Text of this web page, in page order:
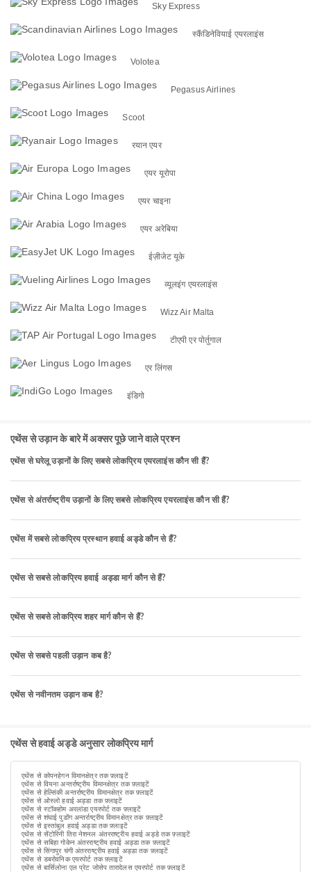
Sky Express
स्कैंडिनेवियाई एयरलाइंस
Volotea
Pegasus Airlines
Scoot
रयान एयर
एयर यूरोपा
एयर चाइना
एयर अरेबिया
ईज़ीजेट यूके
व्यूलइंग एयरलाइंस
Wizz Air Malta
टीएपी एर पोर्तुगाल
एर लिंगस
इंडिगो
एथेंस से उड़ान के बारे में अक्सर पूछे जाने वाले प्रश्न
एथेंस से घरेलू उड़ानों के लिए सबसे लोकप्रिय एयरलाइंस कौन सी हैं?
एथेंस से अंतर्राष्ट्रीय उड़ानों के लिए सबसे लोकप्रिय एयरलाइंस कौन सी हैं?
एथेंस में सबसे लोकप्रिय प्रस्थान हवाई अड्डे कौन से हैं?
एथेंस से सबसे लोकप्रिय हवाई अड्डा मार्ग कौन से हैं?
एथेंस से सबसे लोकप्रिय शहर मार्ग कौन से हैं?
एथेंस से सबसे पहली उड़ान कब है?
एथेंस से नवीनतम उड़ान कब है?
एथेंस से हवाई अड्डे अनुसार लोकप्रिय मार्ग
एथेंस से कोपनहेगन विमानक्षेत्र तक फ़्लाइटें
एथेंस से वियना अन्तर्राष्ट्रीय विमानक्षेत्र तक फ़्लाइटें
एथेंस से हेल्सिंकी अन्तर्राष्ट्रीय विमानक्षेत्र तक फ़्लाइटें
एथेंस से ओस्लो हवाई अड्डा तक फ़्लाइटें
एथेंस से स्टॉकहोम अरलांडा एयरपोर्ट तक फ़्लाइटें
एथेंस से शंघाई पुडोंग अन्तर्राष्ट्रीय विमानक्षेत्र तक फ़्लाइटें
एथेंस से इस्तांबुल हवाई अड्डा तक फ़्लाइटें
एथेंस से सेंटोरिनी तिरा नेशनल अंतरराष्ट्रीय हवाई अड्डे तक फ़्लाइटें
एथेंस से सबिहा गोकेन अंतरराष्ट्रीय हवाई अड्डा तक फ़्लाइटें
एथेंस से सिंगापुर चंगी अंतरराष्ट्रीय हवाई अड्डा तक फ़्लाइटें
एथेंस से डबरोवनिक एयरपोर्ट तक फ़्लाइटें
एथेंस से बार्सिलोना एल प्रेट जोसेप तारादेलस एयरपोर्ट तक फ़्लाइटें